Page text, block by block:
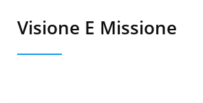
Visione E Missione